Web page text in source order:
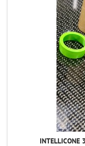
INTELLICONE